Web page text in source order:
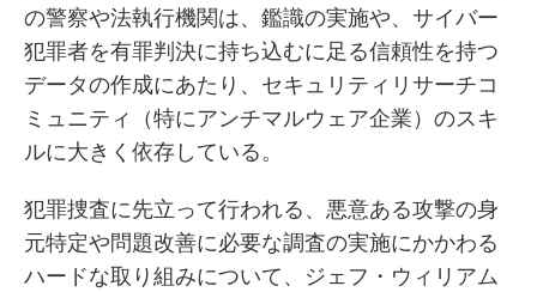
の警察や法執行機関は、鑑識の実施や、サイバー
犯罪者を有罪判決に持ち込むに足る信頼性を持つ
データの作成にあたり、セキュリティリサーチコ
ミュニティ（特にアンチマルウェア企業）のスキ
ルに大きく依存している。
犯罪捜査に先立って行われる、悪意ある攻撃の身
元特定や問題改善に必要な調査の実施にかかわる
ハードな取り組みについて、ジェフ・ウィリアム